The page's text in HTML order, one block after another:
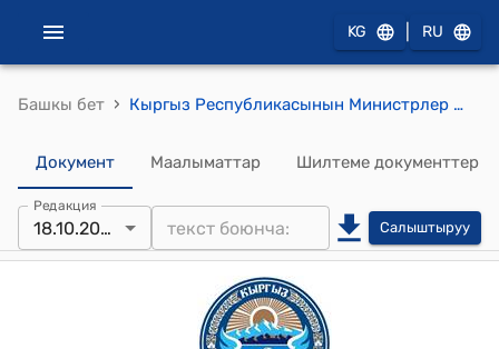
KG RU
Башкы бет › Кыргыз Республикасынын Министрлер Кабинетинин 2024-жылдын 18-октябрындагы № 636 Кыргыз Республикасынын Юстиция министрлигине караштуу Жазаларды аткаруу кызматынын мекемелериндеги соттолгондорду жана камакка алынган адамдарды материалдык-тиричилик жактан камсыз кылуунун минималдуу ченемдерин бекитүү жөнүндө" токтому
Документ Маалыматтар Шилтеме документтер
Редакция
18.10.2024 Салыштыруу